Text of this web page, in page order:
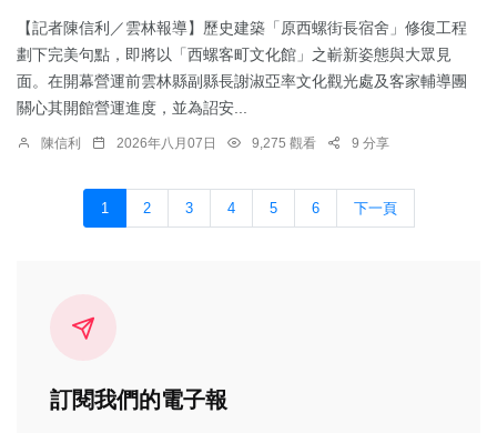
【記者陳信利／雲林報導】歷史建築「原西螺街長宿舍」修復工程
劃下完美句點，即將以「西螺客町文化館」之嶄新姿態與大眾見
面。在開幕營運前雲林縣副縣長謝淑亞率文化觀光處及客家輔導團
關心其開館營運進度，並為詔安...
陳信利 2026年八月07日 9,275 觀看 9 分享
1 2 3 4 5 6 下一頁
訂閱我們的電子報